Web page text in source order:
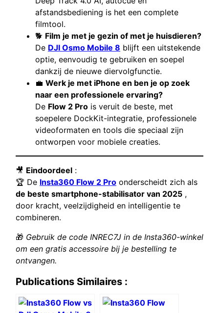
afstandsbediening is het een complete
filmtool.
🐕 Film je met je gezin of met je huisdieren?
De DJI Osmo Mobile 8 blijft een uitstekende
optie, eenvoudig te gebruiken en soepel
dankzij de nieuwe diervolgfunctie.
💼 Werk je met iPhone en ben je op zoek
naar een professionele ervaring?
De Flow 2 Pro is veruit de beste, met
soepelere DockKit-integratie, professionele
videoformaten en tools die speciaal zijn
ontworpen voor mobiele creaties.
🎥 Eindoordeel :
🏆 De Insta360 Flow 2 Pro onderscheidt zich als
de beste smartphone-stabilisator van 2025 ,
door kracht, veelzijdigheid en intelligentie te
combineren.
🎁 Gebruik de code INREC7J in de Insta360-winkel
om een ​​gratis accessoire bij je bestelling te
ontvangen.
Publications Similaires :